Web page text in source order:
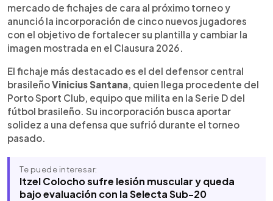
cara al próximo torneo, destacando la llegada del
defensor brasileño Vinicius Santana, procedente
del Porto Sport Club de la Serie D. También se
suman el delantero Óscar Molina, Giovanni Ávila en
defensa, Francisco Escobar en el mediocampo y
el lateral Ronald Aparicio. Estas incorporaciones
buscan fortalecer al equipo tras un Clausura 2026
complicado, en el que terminaron en la penúltima
posición y lucharon por no descender. El club
espera mejorar su rendimiento y ser más
competitivo en el próximo campeonato.
mercado de fichajes de cara al próximo torneo y
anunció la incorporación de cinco nuevos jugadores
con el objetivo de fortalecer su plantilla y cambiar la
imagen mostrada en el Clausura 2026.
El fichaje más destacado es el del defensor central
brasileñoVinicius Santana, quien llega procedente del
Porto Sport Club, equipo que milita en la Serie D del
fútbol brasileño. Su incorporación busca aportar
solidez a una defensa que sufrió durante el torneo
pasado.
Te puede interesar:
Itzel Colocho sufre lesión muscular y queda
bajo evaluación con la Selecta Sub-20